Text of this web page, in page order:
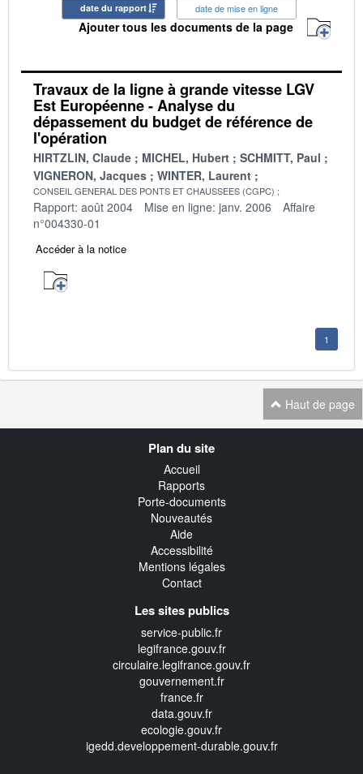
date du rapport date de mise en ligne
Ajouter tous les documents de la page
Travaux de la ligne à grande vitesse LGV
Est Européenne - Analyse du
dépassement du budget de référence de
l'opération
HIRTZLIN, Claude MICHEL, Hubert
SCHMITT, Paul
VIGNERON, Jacques
WINTER, Laurent
CONSEIL GENERAL DES PONTS ET CHAUSSEES (CGPC)
Rapport: août 2004 Mise en ligne: janv. 2006
Affaire
n°004330-01
Accéder à la notice
1
Haut de page
Plan du site
Accueil
Rapports
Porte-documents
Nouveautés
Aide
Accessibilité
Mentions légales
Contact
Les sites publics
service-public.fr
legifrance.gouv.fr
circulaire.legifrance.gouv.fr
gouvernement.fr
france.fr
data.gouv.fr
ecologie.gouv.fr
igedd.developpement-durable.gouv.fr